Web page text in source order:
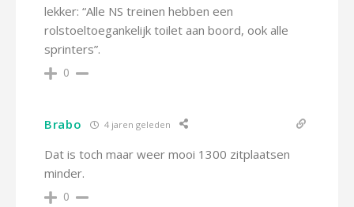
lekker: “Alle NS treinen hebben een
rolstoeltoegankelijk toilet aan boord, ook alle
sprinters”.
0
Brabo 4 jaren geleden
Dat is toch maar weer mooi 1300 zitplaatsen
minder.
0